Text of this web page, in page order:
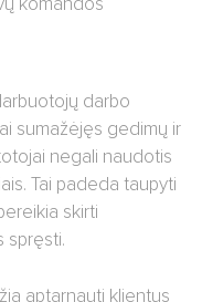
darbo
sumažėjęs gedimų ir
negali naudotis
Tai padeda taupyti
skirti
spręsti.
aptarnauti klientus